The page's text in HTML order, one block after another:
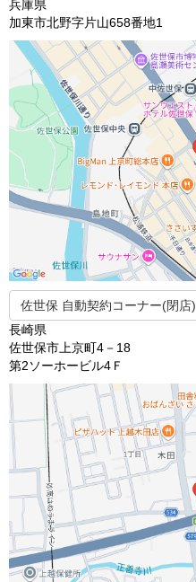
兵庫県
加東市北野字片山658番地1
佐世保 自動契約コーナー(閉店)
長崎県
佐世保市上京町4－18
第2ソーホービル4Ｆ